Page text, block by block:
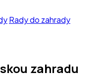
Rady do zahrady
zahradu